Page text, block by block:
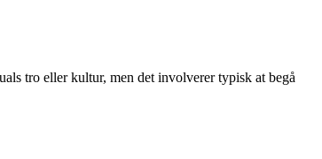
tro eller kultur, men det involverer typisk at begå